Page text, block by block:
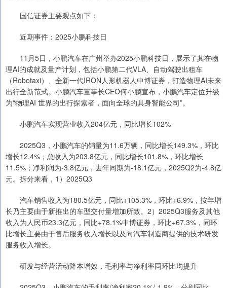
国信证券主要观点如下：
近期事件：2025小鹏科技日
11月5日，小鹏汽车在广州举办2025小鹏科技日，展示了其在物
理AI的成就及量产计划，包括小鹏第二代VLA、自动驾驶出租车
（Robotaxi）、全新一代IRON人形机器人中博证券，打造物理AI未来
出行全新范式。小鹏汽车董事长CEO何小鹏宣布，小鹏汽车定位升级
为“物理AI 世界的出行探索者，面向全球的具身智能公司”。
小鹏汽车实现营业收入204亿元，同比增长102%
2025Q3，小鹏汽车的销量为11.6万辆，同比增长149.3%，环比
增长12.4%；总收入为203.8亿元，同比增长101.8%，环比增长
11.5%；净利润为-3.8亿元，去年同期为-18.1亿元，2025Q2为-4.8亿
元。拆分来看，1）2025Q3
汽车销售收入为180.5亿元，同比+105.3%，环比+6.9%，按年增
长乃主要由于新推出的车型交付量增加所致。2）2025Q3服务及其他
收入为人民币23.3亿元，同比+78.1%中博证券，环比+67.3%，同环
比增长主要由于售后服务收入增长以及向汽车制造商提供的技术研发
服务收入增长。
研发与经营活动降本增效，毛利率与净利率同环比均提升